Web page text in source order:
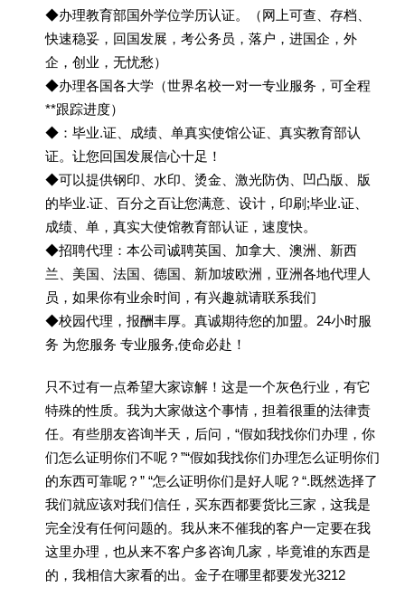
◆办理教育部国外学位学历认证。（网上可查、存档、
快速稳妥，回国发展，考公务员，落户，进国企，外
企，创业，无忧愁）
◆办理各国各大学（世界名校一对一专业服务，可全程
**跟踪进度）
◆：毕业.证、成绩、单真实使馆公证、真实教育部认
证。让您回国发展信心十足！
◆可以提供钢印、水印、烫金、激光防伪、凹凸版、版
的毕业.证、百分之百让您满意、设计，印刷;毕业.证、
成绩、单，真实大使馆教育部认证，速度快。
◆招聘代理：本公司诚聘英国、加拿大、澳洲、新西
兰、美国、法国、德国、新加坡欧洲，亚洲各地代理人
员，如果你有业余时间，有兴趣就请联系我们
◆校园代理，报酬丰厚。真诚期待您的加盟。24小时服
务 为您服务 专业服务,使命必赴！
只不过有一点希望大家谅解！这是一个灰色行业，有它
特殊的性质。我为大家做这个事情，担着很重的法律责
任。有些朋友咨询半天，后问，“假如我找你们办理，你
们怎么证明你们不呢？”“假如我找你们办理怎么证明你们
的东西可靠呢？” “怎么证明你们是好人呢？“.既然选择了
我们就应该对我们信任，买东西都要货比三家，这我是
完全没有任何问题的。我从来不催我的客户一定要在我
这里办理，也从来不客户多咨询几家，毕竟谁的东西是
的，我相信大家看的出。金子在哪里都要发光3212